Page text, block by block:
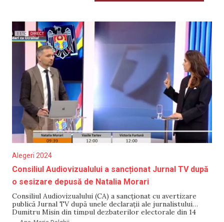
Alegeri 2024
Consiliul Audiovizualului a sancționat Jurnal TV după
o sesizare depusă de Natalia Morari
Consiliul Audiovizualului (CA) a sancționat cu avertizare
publică Jurnal TV după unele declarații ale jurnalistului
Dumitru Mișin din timpul dezbaterilor electorale din 14
octombrie, cu participarea Nataliei Morari, candidat la